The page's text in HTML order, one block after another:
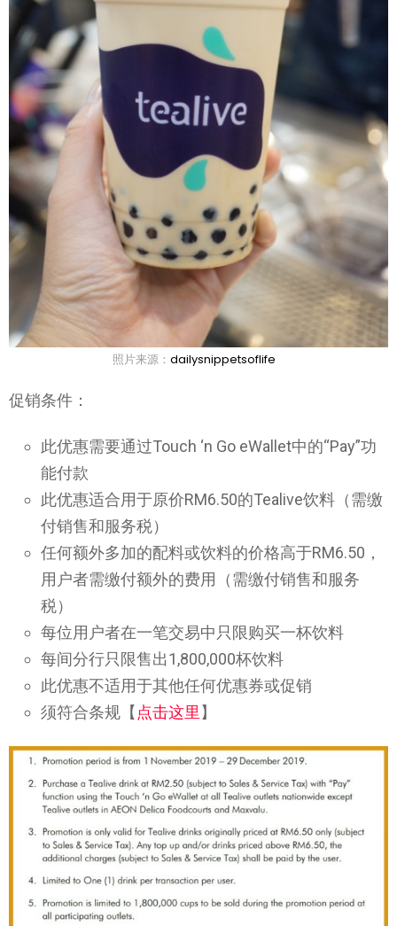
照片来源： dailysnippetsoflife
促销条件：
此优惠需要通过Touch ‘n Go eWallet中的“Pay”功
能付款
此优惠适合用于原价RM6.50的Tealive饮料（需缴
付销售和服务税）
任何额外多加的配料或饮料的价格高于RM6.50，
用户者需缴付额外的费用（需缴付销售和服务
税）
每位用户者在一笔交易中只限购买一杯饮料
每间分行只限售出1,800,000杯饮料
此优惠不适用于其他任何优惠券或促销
须符合条规【 点击这里 】